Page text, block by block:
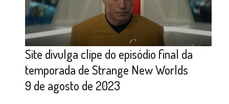
Site divulga clipe do episódio final da
temporada de Strange New Worlds
9 de agosto de 2023